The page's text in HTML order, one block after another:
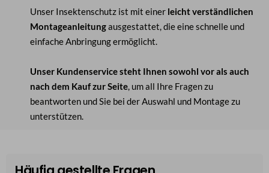
Unser Insektenschutz ist mit einer leicht verständlichen
Montageanleitungausgestattet, die eine schnelle und
einfache Anbringung ermöglicht.
Unser Kundenservice steht Ihnen sowohl vor als auch
nach dem Kauf zur Seite, um all Ihre Fragen zu
beantworten und Sie bei der Auswahl und Montage zu
unterstützen.